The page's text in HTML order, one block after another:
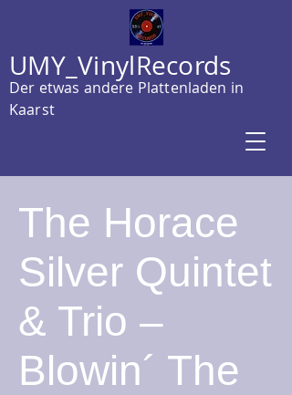
UMY_VinylRecords
Der etwas andere Plattenladen in
Kaarst
The Horace
Silver Quintet
& Trio –
Blowin´ The